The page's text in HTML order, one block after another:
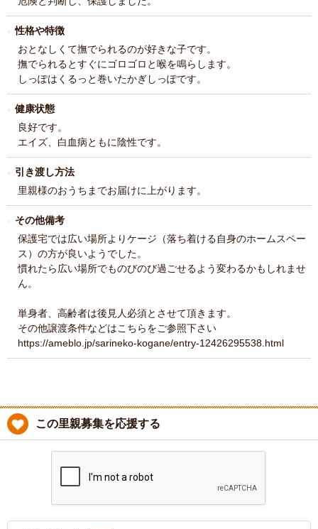
性格や特徴
おとなしくて撫でられるのが好きな子です。
撫でられるとすぐにゴロゴロと喉を鳴らします。
しっぽはくるっと巻いたかぎしっぽです。
健康状態
良好です。
エイズ、白血病ともに陰性です。
引き渡し方法
里親様のおうちまでお届けに上がります。
その他備考
保護宅では広い場所よりケージ（落ち着ける自身のホームスペー
ス）の方が良いようでした。
慣れたら広い場所でものびのび過ごせるよう変わるかもしれませ
ん。
単身者、高齢者は後見人必須とさせて頂きます。
その他譲渡条件などはこちらをご参照下さい
https://ameblo.jp/sarineko-kogane/entry-12426295538.html
この里親募集を応援する